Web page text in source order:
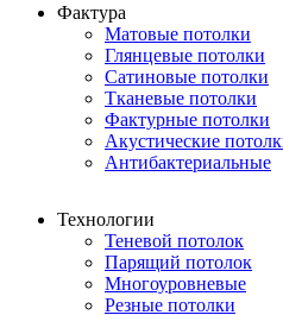
Фактура
Матовые потолки
Глянцевые потолки
Сатиновые потолки
Тканевые потолки
Фактурные потолки
Акустические
Антибактериальные
Технологии
Теневой потолок
Парящий потолок
Многоуровневые
Резные потолки